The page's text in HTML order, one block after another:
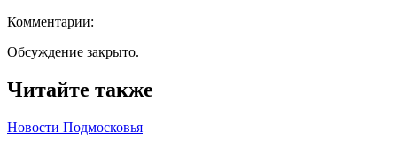
Комментарии:
Обсуждение закрыто.
Читайте также
Новости Подмосковья